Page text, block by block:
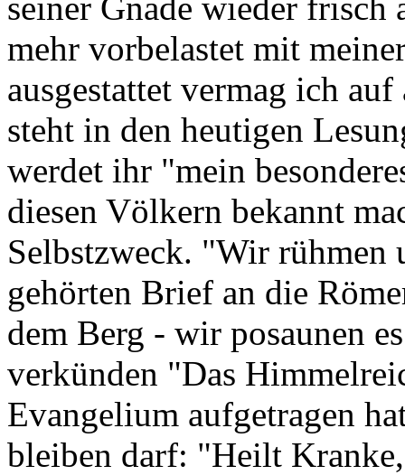
mehr vorbelastet mit
ausgestattet vermag ich
steht in den heutigen
werdet ihr "mein
diesen Völkern bekannt
Selbstzweck. "Wir rühmen
gehörten Brief an die
dem Berg - wir posaunen
verkünden "Das
Evangelium aufgetragen
bleiben darf: "Heilt